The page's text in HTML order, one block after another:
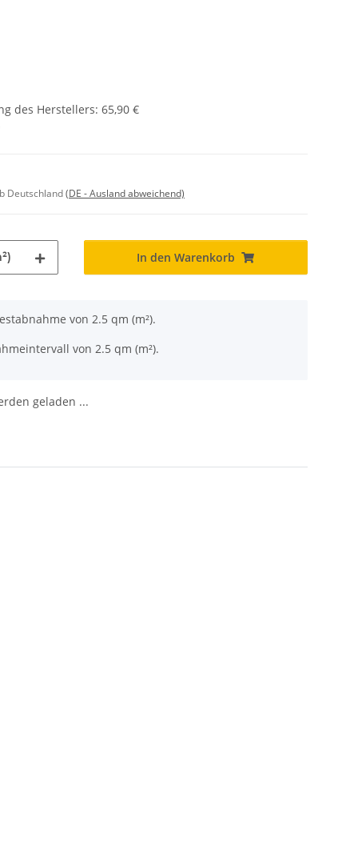
des Herstellers: 65,90 €
Deutschland(DE - Ausland abweichend)
In den Warenkorb
von 2.5 qm (m²).
von 2.5 qm (m²).
geladen ...